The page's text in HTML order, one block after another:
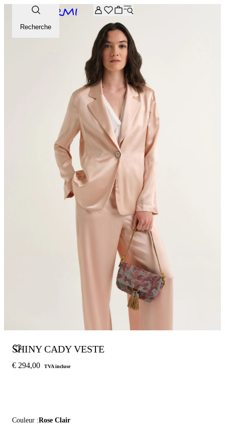
-20% supplémentaires sur la sélection Archive. Saisissez le
Recherche
SHINY CADY VESTE
€ 294,00 TVA incluse
Couleur :Rose Clair